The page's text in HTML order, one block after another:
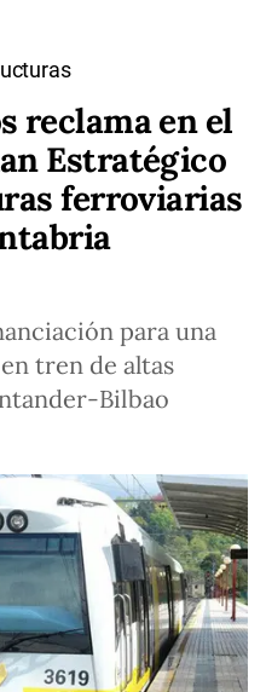
reclama en el
Estratégico
ferroviarias
para una
tren de altas
Bilbao